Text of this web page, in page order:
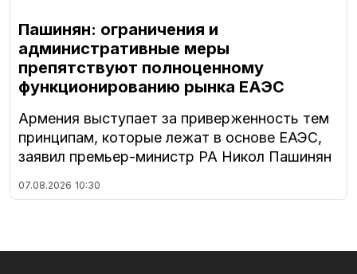
Пашинян: ограничения и
административные меры
препятствуют полноценному
функционированию рынка ЕАЭС
Армения выступает за приверженность тем
принципам, которые лежат в основе ЕАЭС,
заявил премьер-министр РА Никол Пашинян
07.08.2026 10:30